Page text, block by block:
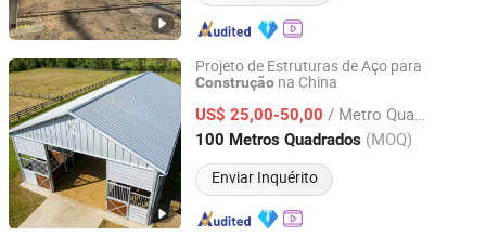
Projeto de Estruturas de Aço para
Construção na China
US$ 25,00-50,00 / Metro Quadrado
100 Metros Quadrados (MOQ)
Enviar Inquérito
Qingdao Gemsun Steel Structure Co., Ltd.
Shandong, China Desde 2015